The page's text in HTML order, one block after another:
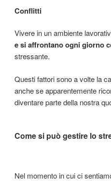
Conflitti
Vivere in un ambiente
e si affrontano ogni giorno
stressante.
Questi fattori sono a volte la
anche se apparentemente
diventare parte della nostra
Come si può gestire lo
Nel momento in cui ci